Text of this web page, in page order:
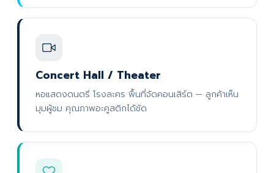
Concert Hall / Theater
หอแสดงดนตรี โรงละคร พื้นที่จัดคอนเสิร์ต — ลูกค้าเห็น
มุมผู้ชม คุณภาพอะคูสติกได้ชัด